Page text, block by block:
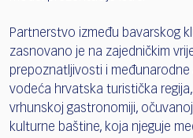
Partnerstvo između bavarskog
zasnovano je na zajedničkim
prepoznatljivosti i
vodeća hrvatska turistička
vrhunskoj gastronomiji,
kulturne baštine, koja njeguje